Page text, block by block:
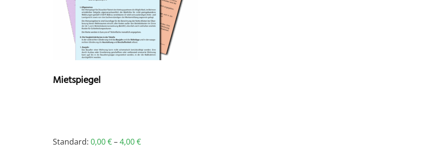
Mietspiegel
Standard: 0,00€–4,00€